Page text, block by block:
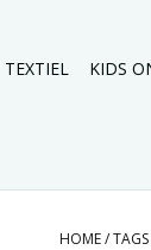
TEXTIEL KIDS
HOME/TAGS